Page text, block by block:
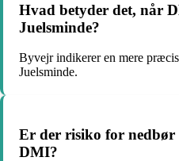
Hvad betyder det, når
Juelsminde?
Byvejr indikerer en mere
Juelsminde.
Er der risiko for nedbør
DMI?